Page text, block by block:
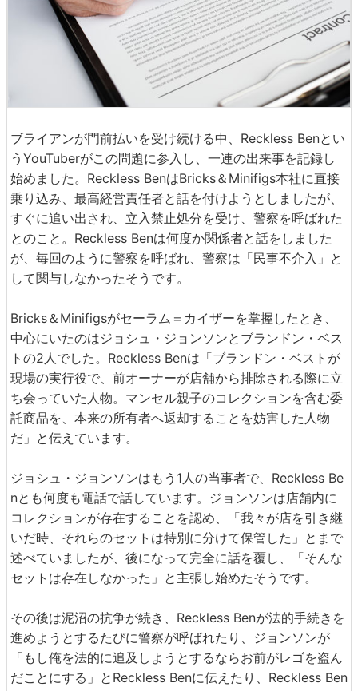
ブライアンが門前払いを受け続ける中、Reckless Benとい
うYouTuberがこの問題に参入し、一連の出来事を記録し
始めました。Reckless BenはBricks＆Minifigs本社に直接
乗り込み、最高経営責任者と話を付けようとしましたが、
すぐに追い出され、立入禁止処分を受け、警察を呼ばれた
とのこと。Reckless Benは何度か関係者と話をしました
が、毎回のように警察を呼ばれ、警察は「民事不介入」と
して関与しなかったそうです。
Bricks＆Minifigsがセーラム＝カイザーを掌握したとき、
中心にいたのはジョシュ・ジョンソンとブランドン・ベス
トの2人でした。Reckless Benは「ブランドン・ベストが
現場の実行役で、前オーナーが店舗から排除される際に立
ち会っていた人物。マンセル親子のコレクションを含む委
託商品を、本来の所有者へ返却することを妨害した人物
だ」と伝えています。
ジョシュ・ジョンソンはもう1人の当事者で、Reckless Be
nとも何度も電話で話しています。ジョンソンは店舗内に
コレクションが存在することを認め、「我々が店を引き継
いだ時、それらのセットは特別に分けて保管した」とまで
述べていましたが、後になって完全に話を覆し、「そんな
セットは存在しなかった」と主張し始めたそうです。
その後は泥沼の抗争が続き、Reckless Benが法的手続きを
進めようとするたびに警察が呼ばれたり、ジョンソンが
「もし俺を法的に追及しようとするならお前がレゴを盗ん
だことにする」とReckless Benに伝えたり、Reckless Ben